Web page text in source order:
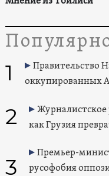
1
Правительство
оккупированных
2
Журналистское
как Грузия
3
Премьер-
русофобия